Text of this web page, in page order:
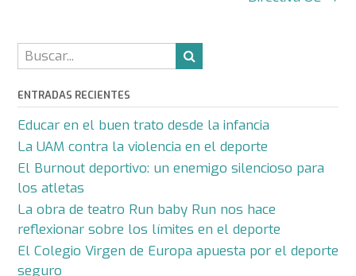
entrada
ENTRADAS RECIENTES
Educar en el buen trato desde la infancia
La UAM contra la violencia en el deporte
El Burnout deportivo: un enemigo silencioso para
los atletas
La obra de teatro Run baby Run nos hace
reflexionar sobre los límites en el deporte
El Colegio Virgen de Europa apuesta por el deporte
seguro